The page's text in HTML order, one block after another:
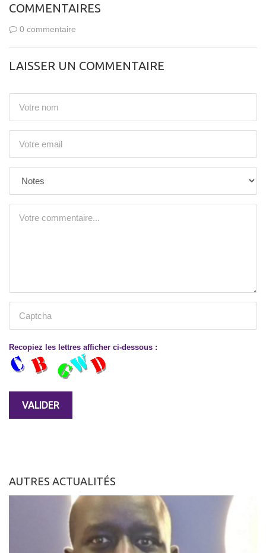
COMMENTAIRES
0 commentaire
LAISSER UN COMMENTAIRE
Recopiez les lettres afficher ci-dessous :
AUTRES ACTUALITÉS